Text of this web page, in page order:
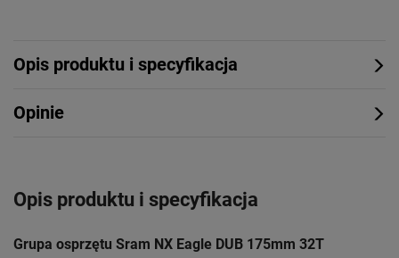
Opis produktu i specyfikacja
Opinie
Opis produktu i specyfikacja
Grupa osprzętu Sram NX Eagle DUB 175mm 32T